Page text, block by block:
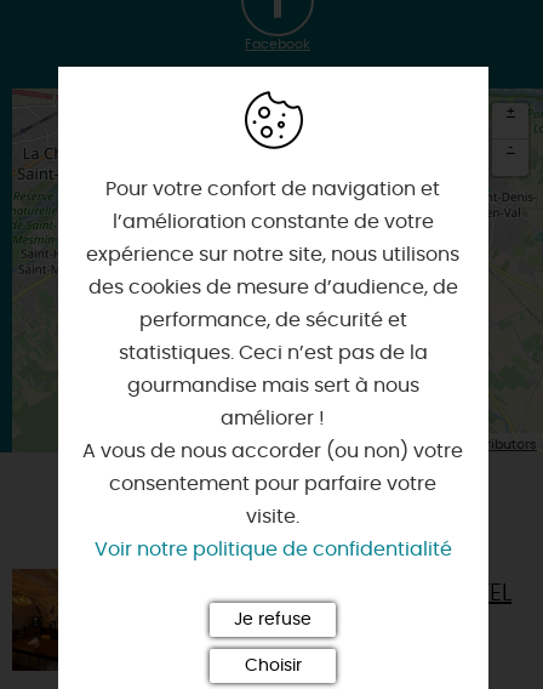
Facebook
×
OLIVET
+
-
Leaflet | Map data ©OpenStreetMap contributors
VOUS AIMEREZ AUSSI
URBAN JUNGLE ORLÉANS HÔTEL
45000 - ORLEANS
Le Grand Hôtel se transforme et
Pour votre confort de navigation et
l’amélioration constante de votre
expérience sur notre site, nous utilisons
des cookies de mesure d’audience, de
performance, de sécurité et
statistiques. Ceci n’est pas de la
gourmandise mais sert à nous
améliorer !
A vous de nous accorder (ou non) votre
consentement pour parfaire votre
visite.
Voir notre politique de confidentialité
Je refuse
Choisir